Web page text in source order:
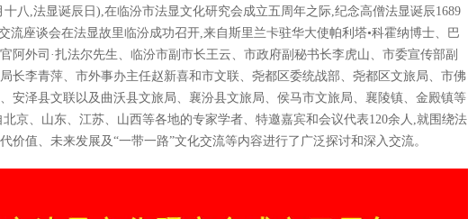
十八,法显诞辰日),在临汾市法显文化研究会成立五周年之际,纪念高僧法显诞辰1689
流座谈会在法显故里临汾成功召开,来自斯里兰卡驻华大使帕利塔•科霍纳博士、巴
阿外司·扎法尔先生、临汾市副市长王云、市政府副秘书长李虎山、市委宣传部副
长李青萍、市外事办主任赵新喜和市文联、尧都区委统战部、尧都区文旅局、市佛
安泽县文联以及曲沃县文旅局、襄汾县文旅局、侯马市文旅局、襄陵镇、金殿镇等
京、山东、江苏、山西等各地的专家学者、特邀嘉宾和会议代表120余人,就围绕法
价值、未来发展及“一带一路”文化交流等内容进行了广泛探讨和深入交流。